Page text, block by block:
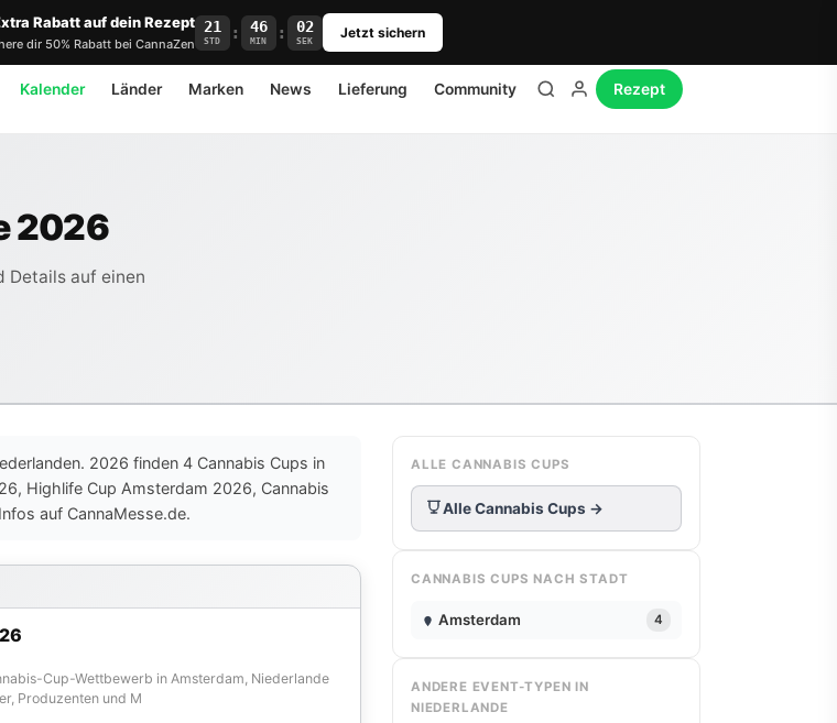
Rabatt auf dein Rezept
dir 50% Rabatt bei CannaZen
21
STD : 46
MIN : 02
SEK Jetzt sichern
Kalender Länder Marken News Lieferung Community Rezept
2026
Details auf einen
2026 finden 4 Cannabis Cups in
Highlife Cup Amsterdam 2026, Cannabis
auf CannaMesse.de.
Cup-Wettbewerb in Amsterdam, Niederlande
Produzenten und M
ALLE CANNABIS CUPS
Alle Cannabis Cups →
CANNABIS CUPS NACH STADT
Amsterdam 4
ANDERE EVENT-TYPEN IN
NIEDERLANDE